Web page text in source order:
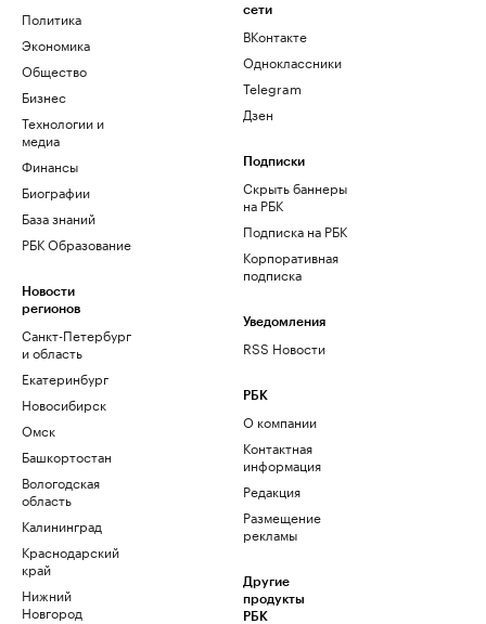
Политика
Экономика
Общество
Бизнес
Технологии и
медиа
Финансы
Биографии
База знаний
РБК Образование
Новости
регионов
Санкт-Петербург
и область
Екатеринбург
Новосибирск
Омск
Башкортостан
Вологодская
область
Калининград
Краснодарский
край
Нижний
Новгород
сети
ВКонтакте
Одноклассники
Telegram
Дзен
Подписки
Скрыть баннеры
на РБК
Подписка на РБК
Корпоративная
подписка
Уведомления
RSS Новости
РБК
О компании
Контактная
информация
Редакция
Размещение
рекламы
Другие
продукты
РБК